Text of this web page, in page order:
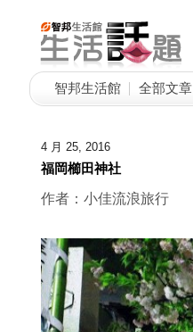
智邦生活館 全部文章
4 月 25, 2016
福岡櫛田神社
作者：小佳流浪旅行